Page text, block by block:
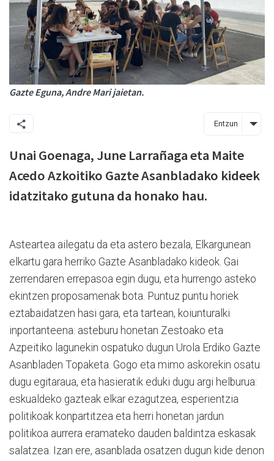
Gazte Eguna, Andre Mari jaietan.
Entzun
Unai Goenaga, June Larrañaga eta Maite
Acedo Azkoitiko Gazte Asanbladako kideek
idatzitako gutuna da honako hau.
Asteartea ailegatu da eta astero bezala, Elkargunean
elkartu gara herriko Gazte Asanbladako kideok. Gai
zerrendaren errepasoa egin dugu, eta hurrengo asteko
ekintzen proposamenak bota. Puntuz puntu horiek
eztabaidatzen hasi gara, eta tartean, koiunturalki
inportanteena: asteburu honetan Zestoako eta
Azpeitiko lagunekin ospatuko dugun Urola Erdiko Gazte
Asanbladen Topaketa. Gogo eta mimo askorekin osatu
dugu egitaraua, eta hasieratik eduki dugu argi helburua:
eskualdeko gazteak elkar ezagutzea, esperientzia
politikoak konpartitzea eta herri honetan jardun
politikoa aurrera eramateko dauden baldintza eskasak
salatzea. Izan ere, asanblada osatzen dugun kide denon